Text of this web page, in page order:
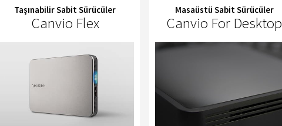
Taşınabilir Sabit Sürücüler
Canvio Flex
Masaüstü Sabit Sürücüler
Canvio For Desktop